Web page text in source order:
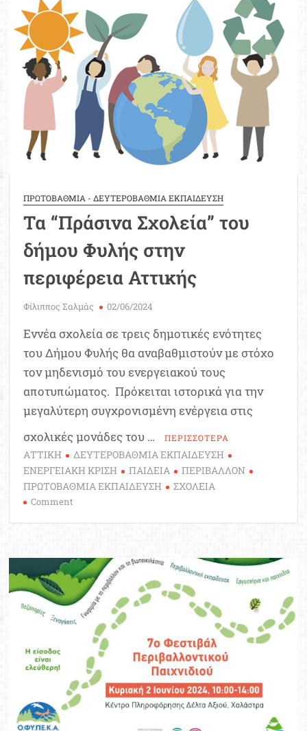
ΠΡΩΤΟΒΑΘΜΙΑ - ΔΕΥΤΕΡΟΒΑΘΜΙΑ ΕΚΠΑΙΔΕΥΣΗ
Τα “Πράσινα Σχολεία” του
δήμου Φυλής στην
περιφέρεια Αττικής
Φίλιππος Σαλμάς 02/06/2024
Εννέα σχολεία σε τρεις δημοτικές ενότητες
του Δήμου Φυλής θα αναβαθμιστούν με στόχο
τον μηδενισμό του ενεργειακού τους
αποτυπώματος. Πρόκειται ιστορικά για την
μεγαλύτερη συγχρονισμένη ενέργεια στις
σχολικές μονάδες του …
ΠΕΡΙΣΣΟΤΕΡΑ
ΑΤΤΙΚΗ
ΔΕΥΤΕΡΟΒΑΘΜΙΑ ΕΚΠΑΙΔΕΥΣΗ
ΕΝΕΡΓΕΙΑΚΗ ΚΡΙΣΗ
ΠΑΙΔΕΙΑ
ΠΕΡΙΒΑΛΛΟΝ
ΠΡΩΤΟΒΑΘΜΙΑ ΕΚΠΑΙΔΕΥΣΗ
ΣΧΟΛΕΙΑ
Comment
του
δήμου
Φυλής
στην
περιφέρεια
Αττικής